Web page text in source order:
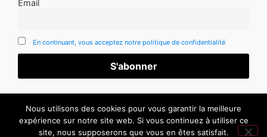
Email
En continuant, vous acceptez notre politique de confidentialité
Nous utilisons des cookies pour vous garantir la meilleure
expérience sur notre site web. Si vous continuez à utiliser ce
site, nous supposerons que vous en êtes satisfait.